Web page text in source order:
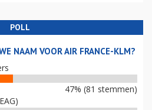
POLL
NAAM VOOR AIR FRANCE-KLM?
47% (81 stemmen)